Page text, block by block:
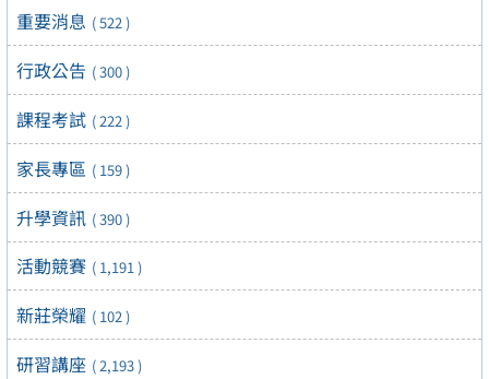
重要消息 ( 522 )
行政公告 ( 300 )
課程考試 ( 222 )
家長專區 ( 159 )
升學資訊 ( 390 )
活動競賽 ( 1,191 )
新莊榮耀 ( 102 )
研習講座 ( 2,193 )